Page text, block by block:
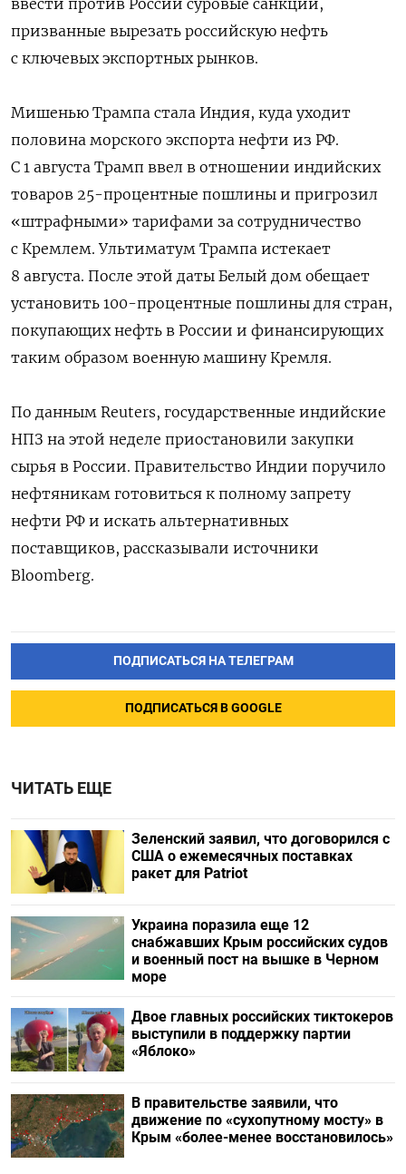
призванные вырезать российскую нефть
с ключевых экспортных рынков.
Мишенью Трампа стала Индия, куда уходит
половина морского экспорта нефти из РФ.
С 1 августа Трамп ввел в отношении индийских
товаров 25-процентные пошлины и пригрозил
«штрафными» тарифами за сотрудничество
с Кремлем. Ультиматум Трампа истекает
8 августа. После этой даты Белый дом обещает
установить 100-процентные пошлины для стран,
покупающих нефть в России и финансирующих
таким образом военную машину Кремля.
По данным Reuters, государственные индийские
НПЗ на этой неделе приостановили закупки
сырья в России. Правительство Индии поручило
нефтяникам готовиться к полному запрету
нефти РФ и искать альтернативных
поставщиков, рассказывали источники
Bloomberg.
ПОДПИСАТЬСЯ НА ТЕЛЕГРАМ
ПОДПИСАТЬСЯ В GOOGLE
ЧИТАТЬ ЕЩЕ
Зеленский заявил, что договорился с
США о ежемесячных поставках
ракет для Patriot
Украина поразила еще 12
снабжавших Крым российских судов
и военный пост на вышке в Черном
море
Двое главных российских тиктокеров
выступили в поддержку партии
«Яблоко»
В правительстве заявили, что
движение по «сухопутному мосту» в
Крым «более-менее восстановилось»